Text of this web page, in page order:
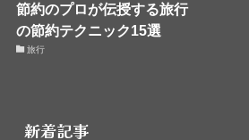
節約のプロが伝授する旅行
の節約テクニック15選
旅行
新着記事